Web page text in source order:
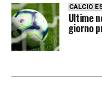
LEGGI LA
COMPLETA SU
CALCIO
Ultime
giorno